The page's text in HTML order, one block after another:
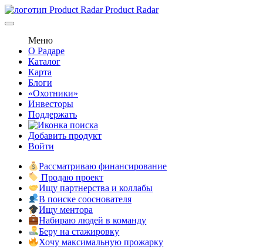
Product Radar
Меню
О Радаре
Каталог
Карта
Блоги
«Охотники»
Инвесторы
Поддержать
Добавить продукт
Войти
Рассматриваю финансирование
Продаю проект
Ищу партнерства и коллабы
В поиске сооснователя
Ищу ментора
Набираю людей в команду
Беру на стажировку
Хочу максимальную прожарку